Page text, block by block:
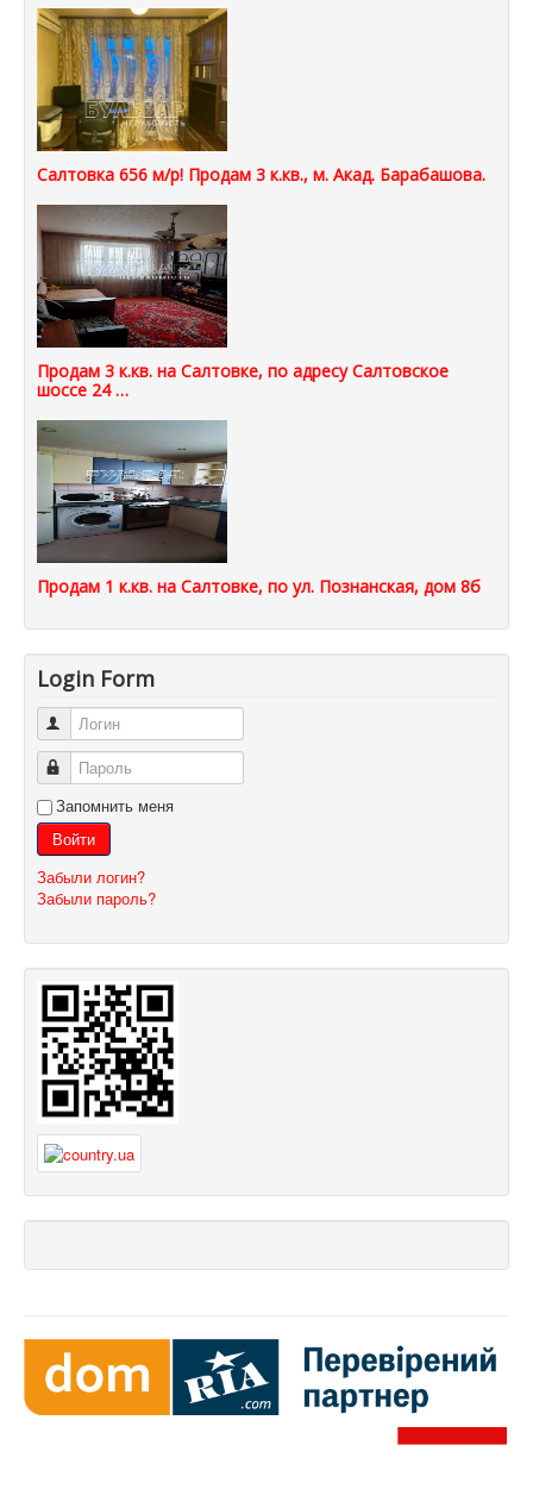
Салтовка 656 м/р! Продам 3 к.кв., м. Акад. Барабашова.
Продам 3 к.кв. на Салтовке, по адресу Салтовское
шоссе 24 …
Продам 1 к.кв. на Салтовке, по ул. Познанская, дом 8б
Login Form
Логин
Пароль
Запомнить меня
Войти
Забыли логин?
Забыли пароль?